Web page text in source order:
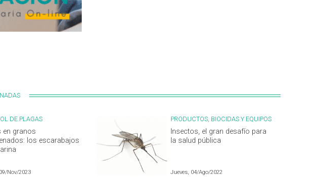
DE PLAGAS
en granos
los escarabajos
Nov/2023
PRODUCTOS, BIOCIDAS Y EQUIPOS
Insectos, el gran desafío para
la salud pública
Jueves, 04/Ago/2022